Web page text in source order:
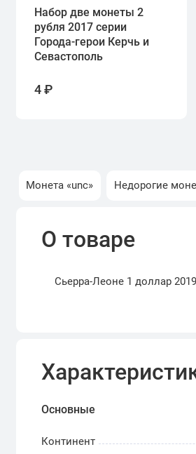
Набор две монеты 2
рубля 2017 серии
Города-герои Керчь и
Севастополь
4 ₽
Монета «unc» Недорогие
О товаре
Сьерра-Леоне 1 доллар
Основные
Континент